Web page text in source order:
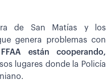
de San Matías y los
genera problemas con
están cooperando,
lugares donde la Policía